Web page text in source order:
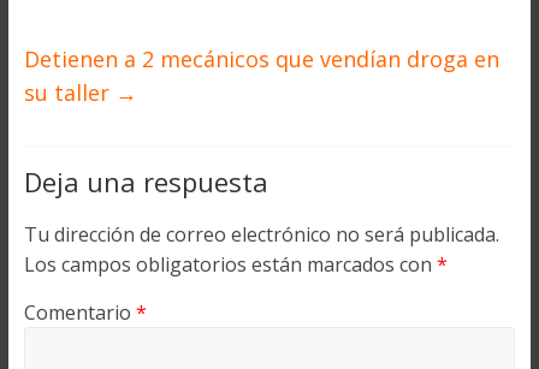
Detienen a 2 mecánicos que vendían droga en
su taller →
Deja una respuesta
Tu dirección de correo electrónico no será publicada.
Los campos obligatorios están marcados con *
Comentario *